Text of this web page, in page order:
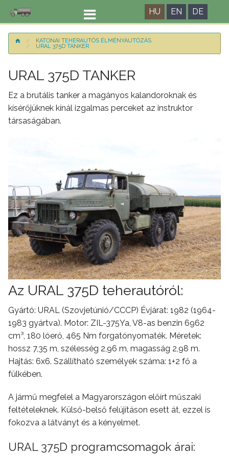
HU EN DE
KATONAI TEHERAUTÓS ÉLMÉNYAUTÓZÁS
URAL 375D TANKER
URAL 375D TANKER
Ez a brutális tanker a magányos kalandoroknak és
kísérőjüknek kínál izgalmas perceket az instruktor
társaságában.
Az URAL 375D teherautóról:
Gyártó: URAL (Szovjetúnió/CCCP) Évjárat: 1982 (1964-
1983 gyártva). Motor: ZIL-375Ya, V8-as benzin 6962
cm³, 180 lóerő, 465 Nm forgatónyomaték. Méretek:
hossz 7,35 m, szélesség 2,96 m, magasság 2,98 m.
Hajtás: 6x6. Szállítható személyek száma: 1+2 fő a
fülkében.
A jármű megfelel a Magyarországon előírt műszaki
feltételeknek. Külső-belső felújításon esett át, ezzel is
fokozva a látványt és a kényelmet.
URAL 375D programcsomagok árai: